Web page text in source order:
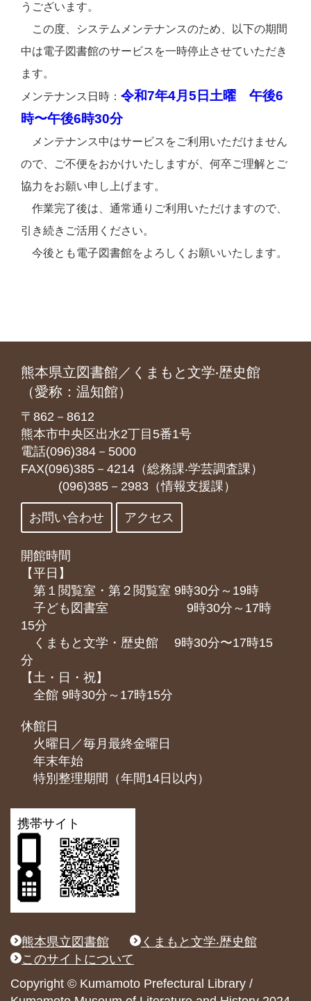
うございます。
この度、システムメンテナンスのため、以下の期間
中は電子図書館のサービスを一時停止させていただき
ます。
メンテナンス日時： 令和7年4月5日土曜 午後6
時〜午後6時30分
メンテナンス中はサービスをご利用いただけません
ので、ご不便をおかけいたしますが、何卒ご理解とご
協力をお願い申し上げます。
作業完了後は、通常通りご利用いただけますので、
引き続きご活用ください。
今後とも電子図書館をよろしくお願いいたします。
熊本県立図書館／くまもと文学‧歴史館
（愛称：温知館）
〒862－8612
熊本市中央区出水2丁目5番1号
電話(096)384－5000
FAX(096)385－4214（総務課‧学芸調査課）
(096)385－2983（情報支援課）
お問い合わせ アクセス
開館時間
【平日】
第１閲覧室・第２閲覧室 9時30分～19時
子ども図書室 9時30分～17時
15分
くまもと⽂学・歴史館 9時30分〜17時15
分
【土・日・祝】
全館 9時30分～17時15分
休館日
火曜日／毎月最終金曜日
年末年始
特別整理期間（年間14日以内）
携帯サイト
熊本県立図書館
くまもと文学‧歴史館
このサイトについて
Copyright © Kumamoto Prefectural Library /